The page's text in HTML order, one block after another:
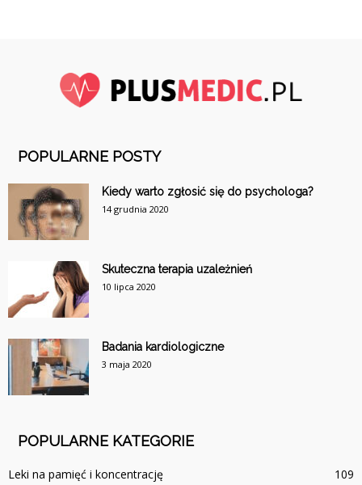
POPULARNE POSTY
Kiedy warto zgłosić się do psychologa?
14 grudnia 2020
Skuteczna terapia uzależnień
10 lipca 2020
Badania kardiologiczne
3 maja 2020
POPULARNE KATEGORIE
Leki na pamięć i koncentrację 109